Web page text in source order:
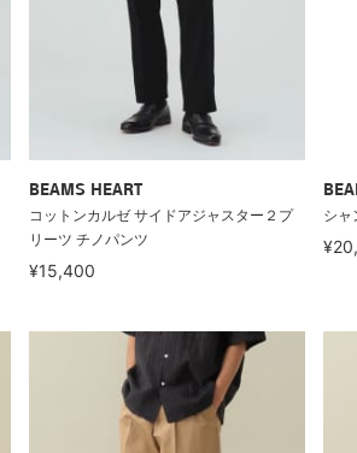
BEAMS HEART
コットンカルゼ サイドアジャスター２プ
リーツ チノパンツ
¥15,400
シャ